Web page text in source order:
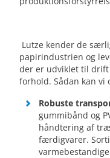
Lutze kender de
papirindustrien og
der er udviklet til drift
forhold. Sådan kan
Robuste
gummibånd og
håndtering af
færdigvarer.